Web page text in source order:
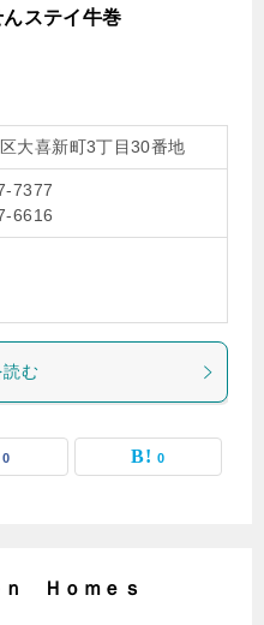
んステイ牛巻
大喜新町3丁目30番地
7377
6616
読む
0 0
ｎ Ｈｏｍｅｓ